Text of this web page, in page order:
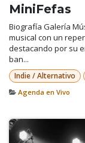
MiniFefas
Biografía Galería
musical con un
destacando por su
ban...
Indie / Alternativo
Agenda en Vivo